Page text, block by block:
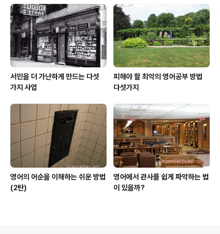
서민을 더 가난하게 만드는 다섯
가지 사업
피해야 할 최악의 영어공부 방법
다섯가지
영어의 어순을 이해하는 쉬운 방법
(2탄)
영어에서 관사를 쉽게 파악하는 법
이 있을까?